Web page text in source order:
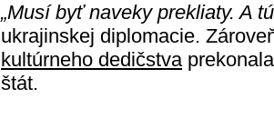
„Musí byť naveky prekliaty. A
ukrajinskej diplomacie.
kultúrneho dedičstva
štát.